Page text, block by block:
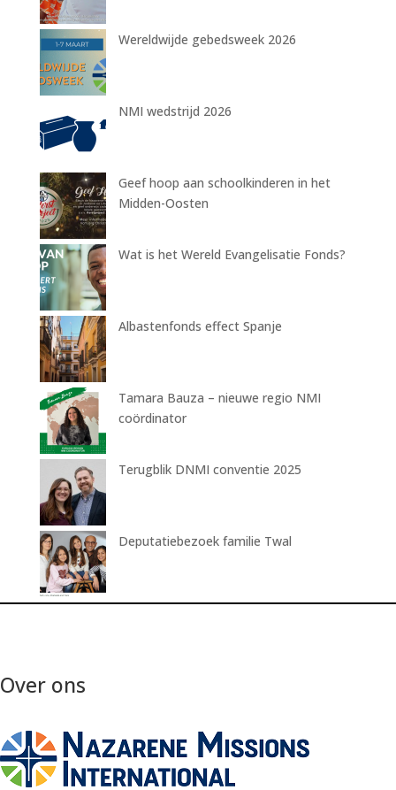
Wereldwijde gebedsweek 2026
NMI wedstrijd 2026
Geef hoop aan schoolkinderen in het
Midden-Oosten
Wat is het Wereld Evangelisatie Fonds?
Albastenfonds effect Spanje
Tamara Bauza – nieuwe regio NMI
coördinator
Terugblik DNMI conventie 2025
Deputatiebezoek familie Twal
Over ons